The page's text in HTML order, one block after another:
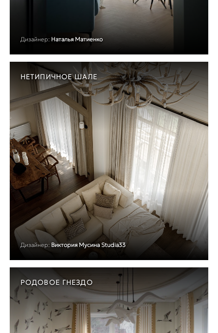
Дизайнер: Наталья Матиенко
НЕТИПИЧНОЕ ШАЛЕ
Дизайнер: Виктория Мусина Studia33
РОДОВОЕ ГНЕЗДО